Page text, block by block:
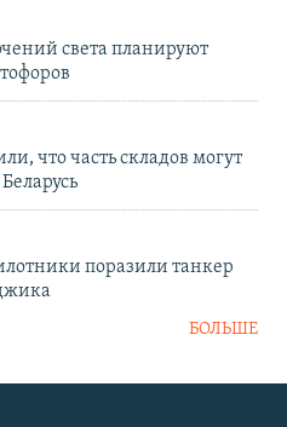
света планируют
что часть складов могут
поразили танкер
БОЛЬШЕ